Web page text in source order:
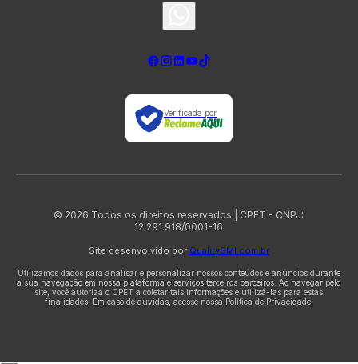
Verificada por
© 2026 Todos os direitos reservados | CPET - CNPJ:
12.291.918/0001-16
Site desenvolvido por QualitySMI.com.br
Utilizamos dados para analisar e personalizar nossos conteúdos e anúncios durante
a sua navegação em nossa plataforma e serviços terceiros parceiros. Ao navegar pelo
site, você autoriza o CPET a coletar tais informações e utilizá-las para estas
finalidades. Em caso de dúvidas, acesse nossa Política de Privacidade